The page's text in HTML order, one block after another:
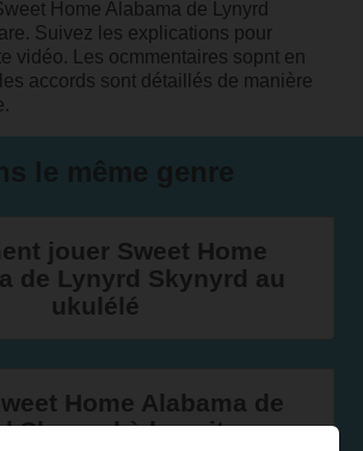
Home Alabama de Lynyrd
Suivez les explications pour
vidéo. Les ocmmentaires sopnt en
accords sont détaillés de manière
jouer Sweet Home
de Lynyrd Skynyrd au
ukulélé
Home Alabama de
Skynyrd à la guitare